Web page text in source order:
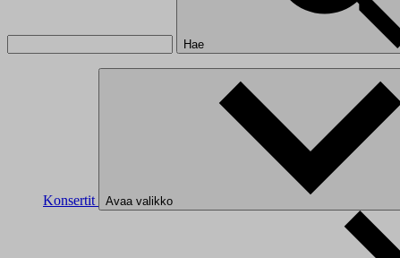
Hae
Konsertit Avaa valikko